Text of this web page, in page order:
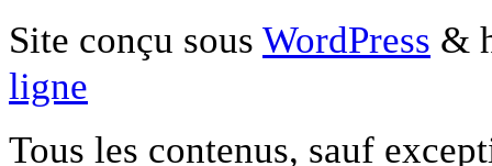
Site conçu sous WordPress &
ligne
Tous les contenus, sauf